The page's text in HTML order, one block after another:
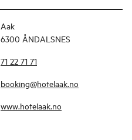
Aak
6300 ÅNDALSNES
71 22 71 71
booking@hotelaak.no
www.hotelaak.no